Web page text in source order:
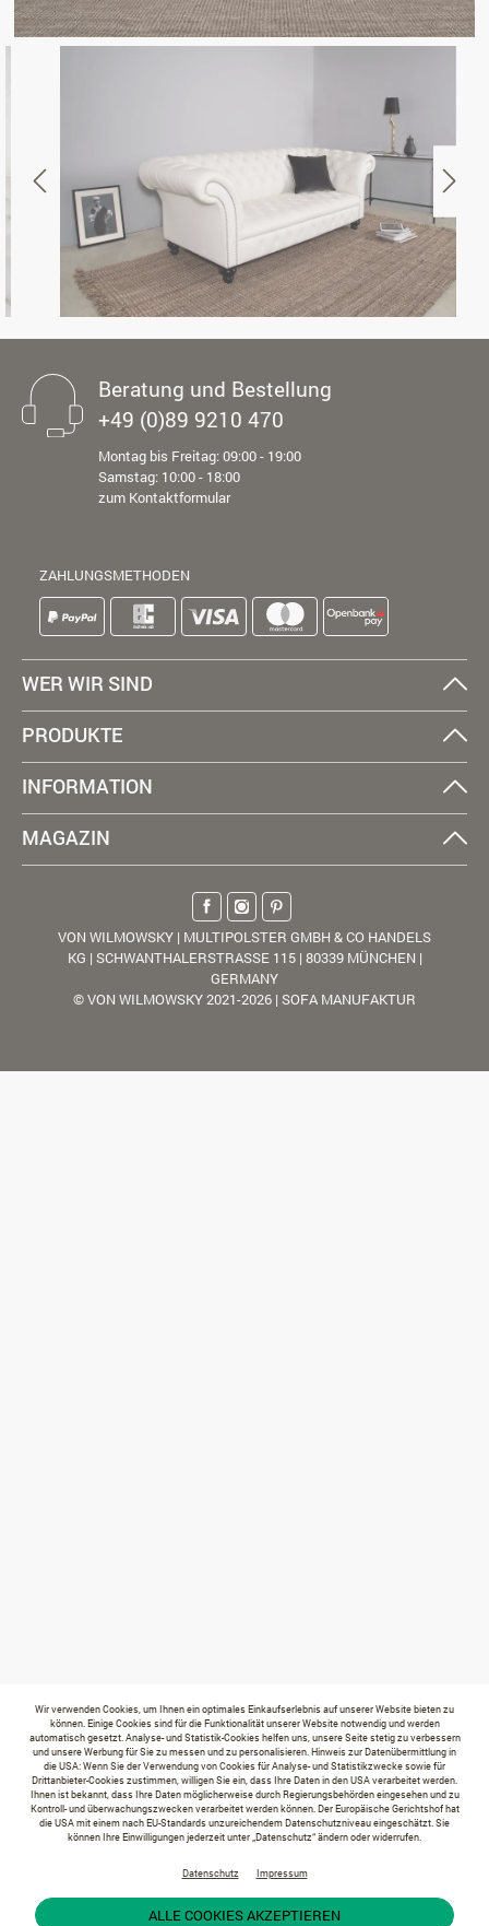
Beratung und Bestellung
+49 (0)89 9210 470
Montag bis Freitag: 09:00 - 19:00
Samstag: 10:00 - 18:00
zum Kontaktformular
ZAHLUNGSMETHODEN
WER WIR SIND
PRODUKTE
INFORMATION
MAGAZIN
VON WILMOWSKY | MULTIPOLSTER GMBH & CO HANDELS
KG | SCHWANTHALERSTRASSE 115 | 80339 MÜNCHEN |
GERMANY
© VON WILMOWSKY 2021-2026 | SOFA MANUFAKTUR
Wir verwenden Cookies, um Ihnen ein optimales Einkaufserlebnis auf unserer Website bieten zu
können. Einige Cookies sind für die Funktionalität unserer Website notwendig und werden
automatisch gesetzt. Analyse- und Statistik-Cookies helfen uns, unsere Seite stetig zu verbessern
und unsere Werbung für Sie zu messen und zu personalisieren. Hinweis zur Datenübermittlung in
die USA: Wenn Sie der Verwendung von Cookies für Analyse- und Statistikzwecke sowie für
Drittanbieter-Cookies zustimmen, willigen Sie ein, dass Ihre Daten in den USA verarbeitet werden.
Ihnen ist bekannt, dass Ihre Daten möglicherweise durch Regierungsbehörden eingesehen und zu
Kontroll- und überwachungszwecken verarbeitet werden können. Der Europäische Gerichtshof hat
die USA mit einem nach EU-Standards unzureichendem Datenschutzniveau eingeschätzt. Sie
können Ihre Einwilligungen jederzeit unter „Datenschutz“ ändern oder widerrufen.
Datenschutz Impressum
ALLE COOKIES AKZEPTIEREN